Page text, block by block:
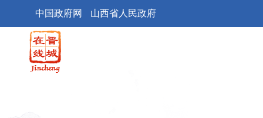
中国政府网 山西省人民政府